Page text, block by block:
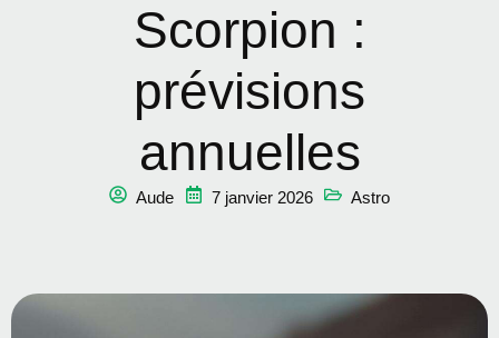
Scorpion :
prévisions
annuelles
Aude 7 janvier 2026 Astro